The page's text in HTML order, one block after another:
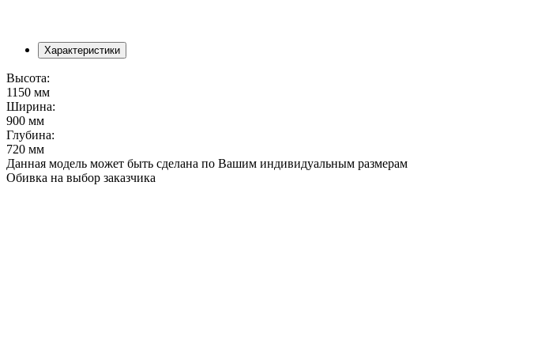
Характеристики
Высота:
1150 мм
Ширина:
900 мм
Глубина:
720 мм
Данная модель может быть сделана по Вашим индивидуальным размерам
Обивка на выбор заказчика